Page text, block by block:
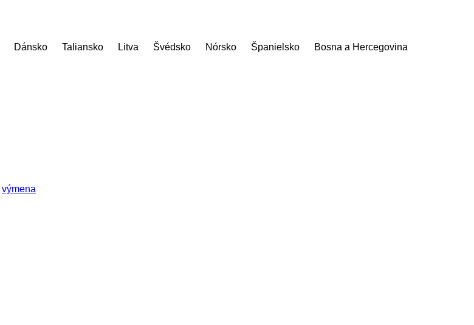
Dánsko Taliansko Litva Švédsko Nórsko Španielsko
Bosna a Hercegovina
výmena